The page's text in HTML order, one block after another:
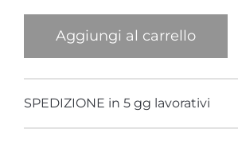
Colore
quantità
Aggiungi al carrello
SPEDIZIONE in 5 gg lavorativi